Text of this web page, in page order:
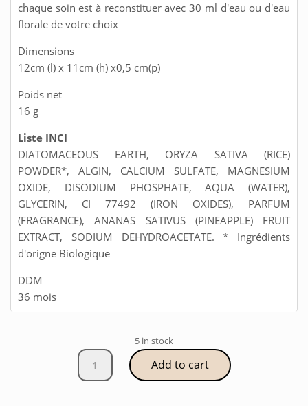
chaque soin est à reconstituer avec 30 ml d'eau ou d'eau
florale de votre choix
Dimensions
12cm (l) x 11cm (h) x0,5 cm(p)
Poids net
16 g
Liste INCI
DIATOMACEOUS EARTH, ORYZA SATIVA (RICE)
POWDER*, ALGIN, CALCIUM SULFATE, MAGNESIUM
OXIDE, DISODIUM PHOSPHATE, AQUA (WATER),
GLYCERIN, CI 77492 (IRON OXIDES), PARFUM
(FRAGRANCE), ANANAS SATIVUS (PINEAPPLE) FRUIT
EXTRACT, SODIUM DEHYDROACETATE. * Ingrédients
d'origne Biologique
DDM
36 mois
5 in stock
Masque
Bio
Add to cart